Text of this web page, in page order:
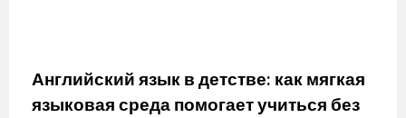
Английский язык в детстве: как мягкая
языковая среда помогает учиться без